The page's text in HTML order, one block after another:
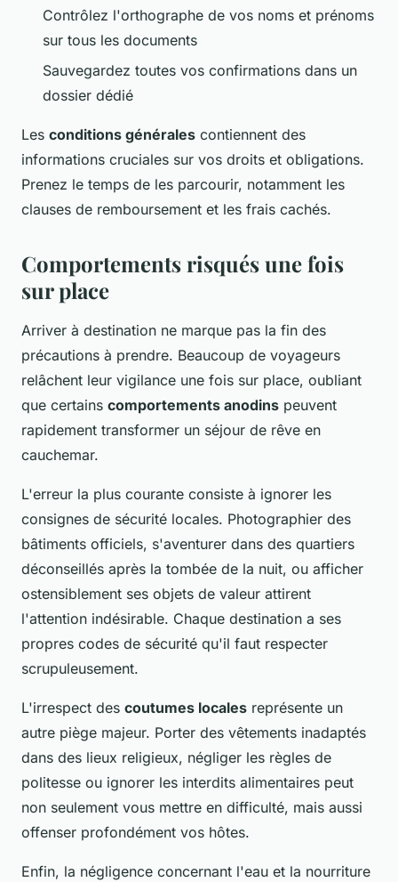
Contrôlez l'orthographe de vos noms et prénoms
sur tous les documents
Sauvegardez toutes vos confirmations dans un
dossier dédié
Les conditions générales contiennent des
informations cruciales sur vos droits et obligations.
Prenez le temps de les parcourir, notamment les
clauses de remboursement et les frais cachés.
Comportements risqués une fois
sur place
Arriver à destination ne marque pas la fin des
précautions à prendre. Beaucoup de voyageurs
relâchent leur vigilance une fois sur place, oubliant
que certains comportements anodins peuvent
rapidement transformer un séjour de rêve en
cauchemar.
L'erreur la plus courante consiste à ignorer les
consignes de sécurité locales. Photographier des
bâtiments officiels, s'aventurer dans des quartiers
déconseillés après la tombée de la nuit, ou afficher
ostensiblement ses objets de valeur attirent
l'attention indésirable. Chaque destination a ses
propres codes de sécurité qu'il faut respecter
scrupuleusement.
L'irrespect des coutumes locales représente un
autre piège majeur. Porter des vêtements inadaptés
dans des lieux religieux, négliger les règles de
politesse ou ignorer les interdits alimentaires peut
non seulement vous mettre en difficulté, mais aussi
offenser profondément vos hôtes.
Enfin, la négligence concernant l'eau et la nourriture